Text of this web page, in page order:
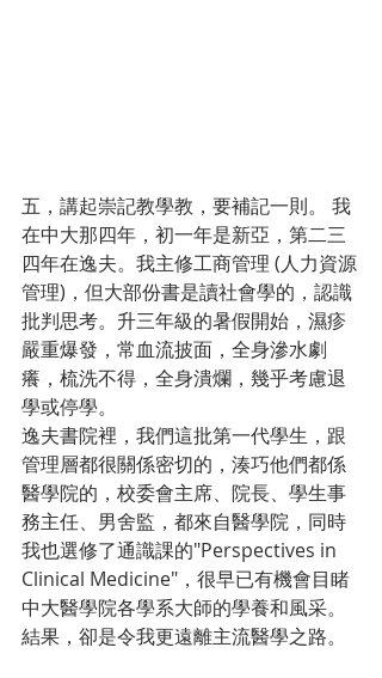
五，講起崇記教學教，要補記一則。 我
在中大那四年，初一年是新亞，第二三
四年在逸夫。我主修工商管理 (人力資源
管理)，但大部份書是讀社會學的，認識
批判思考。升三年級的暑假開始，濕疹
嚴重爆發，常血流披面，全身滲水劇
癢，梳洗不得，全身潰爛，幾乎考慮退
學或停學。
逸夫書院裡，我們這批第一代學生，跟
管理層都很關係密切的，湊巧他們都係
醫學院的，校委會主席、院長、學生事
務主任、男舍監，都來自醫學院，同時
我也選修了通識課的"Perspectives in
Clinical Medicine"，很早已有機會目睹
中大醫學院各學系大師的學養和風采。
結果，卻是令我更遠離主流醫學之路。